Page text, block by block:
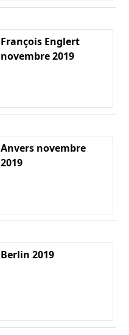
François Englert
novembre 2019
Anvers novembre
2019
Berlin 2019